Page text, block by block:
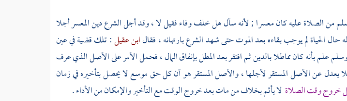
من الصلاة عليه كان معسرا ; لأنه سأل هل خلف وفاء فقيل لا ، وقد أجل الشرع دين المعسر أجلا
الحياة لم يوجب بقاءه بعد الموت حتى شهد الشرع بارتهانه ، فقالابن عقيل: تلك قضية في عين
علم بأنه كان مماطلا بالدين ثم افتقر بعد المطل بإنفاق المال ، فحمل الأمر على الأصل الذي عرف
يعدل عن الأصل المستقر لأجلها ، والأصل المستقر هو أن كل حق موسع لا يحصل بتأخيره في زمان
خروج وقت الصلاةلا يأثم بخلاف من مات بعد خروج الوقت مع التأخير والإمكان من الأداء .